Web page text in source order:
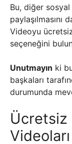
Bu, diğer
paylaşılmasını
Videoyu
seçeneğini
Unutmayın ki
başkaları
durumunda
Ücretsiz